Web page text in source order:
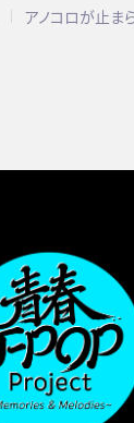
アノコロが止ま